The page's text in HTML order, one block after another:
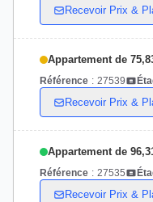
Recevoir Prix &
Appartement de
Référence : 27539
Recevoir Prix &
Appartement de
Référence : 27535
Recevoir Prix &